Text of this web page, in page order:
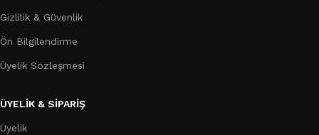
Gizlilik & Güvenlik
Ön Bilgilendirme
Üyelik Sözleşmesi
ÜYELİK & SİPARİŞ
Üyelik